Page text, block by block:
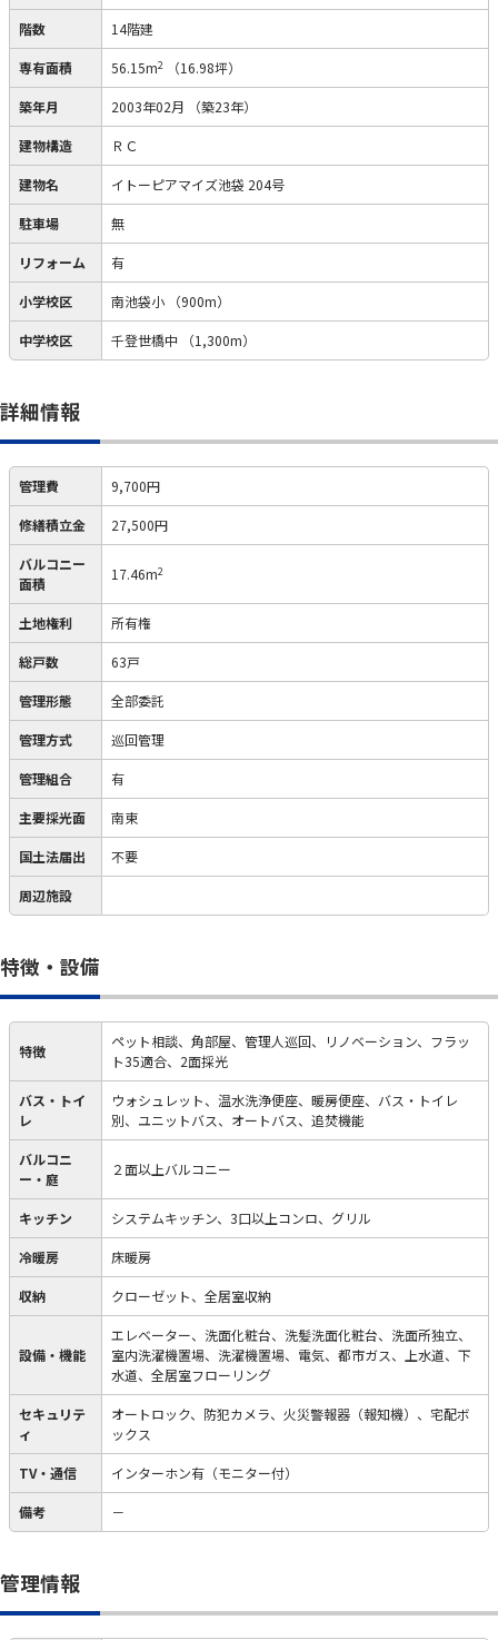
階数 14階建
専有面積 56.15m2 （16.98坪）
築年月 2003年02月 （築23年）
建物構造 ＲＣ
建物名 イトーピアマイズ池袋 204号
駐車場 無
リフォーム 有
小学校区 南池袋小 （900m）
中学校区 千登世橋中 （1,300m）
詳細情報
管理費 9,700円
修繕積立金 27,500円
バルコニー
面積
17.46m2
土地権利 所有権
総戸数 63戸
管理形態 全部委託
管理方式 巡回管理
管理組合 有
主要採光面 南東
国土法届出 不要
周辺施設
特徴・設備
特徴
ペット相談、角部屋、管理人巡回、リノベーション、フラッ
ト35適合、2面採光
バス・トイ
レ
ウォシュレット、温水洗浄便座、暖房便座、バス・トイレ
別、ユニットバス、オートバス、追焚機能
バルコニ
ー・庭
２面以上バルコニー
キッチン システムキッチン、3口以上コンロ、グリル
冷暖房 床暖房
収納 クローゼット、全居室収納
設備・機能
エレベーター、洗面化粧台、洗髪洗面化粧台、洗面所独立、
室内洗濯機置場、洗濯機置場、電気、都市ガス、上水道、下
水道、全居室フローリング
セキュリテ
ィ
オートロック、防犯カメラ、火災警報器（報知機）、宅配ボ
ックス
TV・通信 インターホン有（モニター付）
備考 －
管理情報